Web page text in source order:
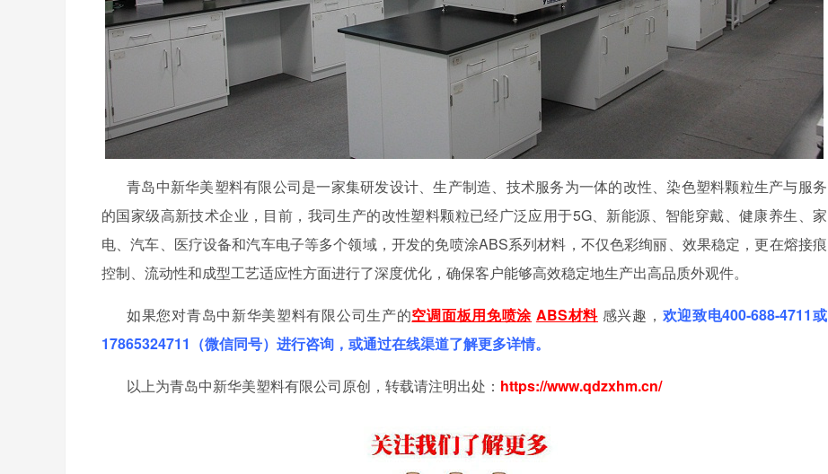
青岛中新华美塑料有限公司是一家集研发设计、生产制造、技术服务为一体的改性、染色塑料颗粒生产与服务
的国家级高新技术企业，目前，我司生产的改性塑料颗粒已经广泛应用于5G、新能源、智能穿戴、健康养生、家
电、汽车、医疗设备和汽车电子等多个领域， 开发的免喷涂ABS系列材料，不仅色彩绚丽、效果稳定，更在熔接痕
控制、流动性和成型工艺适应性方面进行了深度优化，确保客户能够高效稳定地生产出高品质外观件。
如果您对青岛中新华美塑料有限公司生产的空调面板用免喷涂 ABS材料 感兴趣， 欢迎致电400-688-4711或
17865324711（微信同号）进行咨询，或通过在线渠道了解更多详情。
以上为青岛中新华美塑料有限公司原创，转载请注明出处： https://www.qdzxhm.cn/